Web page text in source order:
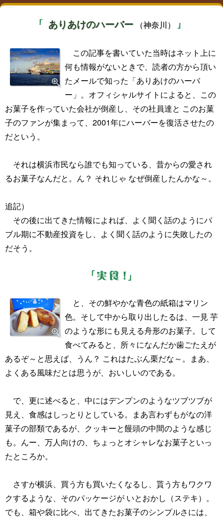
ありあけのハーバー （神奈川）
この記事を書いていた当時はネット上に
何も情報がないときで、読者の方から頂い
たメールで知った「ありあけのハーバ
ー」。オフィシャルサイトによると、この
お菓子を作っていた会社が倒産し、その社員達と このお菓
子のファンが集まって、2001年にハーバーを復活させたの
だという。
それは横浜市民なら誰でも知っている、昔からの愛され
るお菓子なんだと。ん？ それじゃ なぜ倒産したんかな～。
追記）
その後に出てきた情報によれば、よく聞く話のようにバ
ブル期に不動産投資をし、よく聞く話のように失敗したの
だそう。
と、その鮮やかな青色の紙箱はマリン
色。そして中から取り出したるは、一見 芋
のような形にも見える舟形のお菓子。して
食べてみると、所々になんだか歯ごたえが
あるぞ～と思えば、うん？ これはたぶん栗だな～。まあ、
よくある風味だとは思うが、おいしいのである。
で、更に述べると、中にはデンプンのようなツブツブが
見え、食感はしっとりとしている。まあ言わずもがなの洋
菓子の部類であるが、クッキーと饅頭の中間のような感じ
も。んー、万人向けの、ちょっとオシャレなお菓子といっ
たところか。
さすが横浜、買う方も買いたくなるし、貰う方もワクワ
クするような、そのパッケージが いとおかし（ステキ）。
でも、箱や袋に比べ、出てきたお菓子のシンプルさには、